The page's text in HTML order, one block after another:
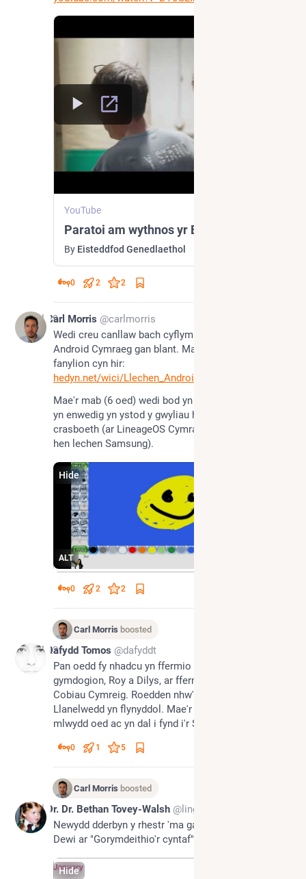
YouTube
Paratoi am wythnos yr Eisteddfod
By Eisteddfod Genedlaethol
0 2 2
Jul 29Carl Morris @carlmorris
Wedi creu canllaw bach cyflym a ryff i ddefnydd o
Android Cymraeg gan blant. Mae bwriad o roi mwy o
fanylion cyn hir:
hedyn.net/wici/Llechen_Android
Mae'r mab (6 oed) wedi bod yn mwynhau Tux Paint
yn enwedig yn ystod y gwyliau haf, ac ar y diwrnodau
crasboeth (ar LineageOS Cymraeg sy'n rhedeg ar
hen lechen Samsung).
ALT
Hide
0 2 2
Carl Morris boosted
Jul 23Dafydd Tomos @dafyddt
Pan oedd fy nhadcu yn ffermio roedd ganddo
gymdogion, Roy a Dilys, ar fferm oedd yn bridio
Cobiau Cymreig. Roedden nhw'n mynd i Sioe
Llanelwedd yn flynyddol. Mae'r ddau nawr yn 95
mlwydd oed ac yn dal i fynd i'r Sioe!
0 1 5
Carl Morris boosted
Jul 9Dr. Dr. Bethan Tovey-Walsh @linguacelta
Newydd dderbyn y rhestr 'ma gan Y Gŵr. Dydd Gŵyl
Dewi ar "Gorymdeithio'r cyntaf" o hyn 'mlaen, ôcê?
Hide